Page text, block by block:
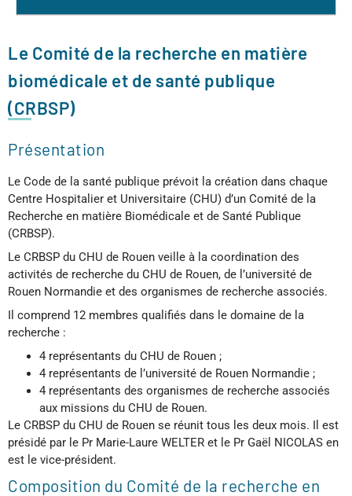
Le Comité de la recherche en matière
biomédicale et de santé publique
(CRBSP)
Présentation
Le Code de la santé publique prévoit la création dans chaque
Centre Hospitalier et Universitaire (CHU) d’un Comité de la
Recherche en matière Biomédicale et de Santé Publique
(CRBSP).
Le CRBSP du CHU de Rouen veille à la coordination des
activités de recherche du CHU de Rouen, de l’université de
Rouen Normandie et des organismes de recherche associés.
Il comprend 12 membres qualifiés dans le domaine de la
recherche :
4 représentants du CHU de Rouen ;
4 représentants de l’université de Rouen Normandie ;
4 représentants des organismes de recherche associés
aux missions du CHU de Rouen.
Le CRBSP du CHU de Rouen se réunit tous les deux mois. Il est
présidé par le Pr Marie-Laure WELTER et le Pr Gaël NICOLAS en
est le vice-président.
Composition du Comité de la recherche en